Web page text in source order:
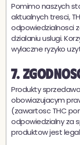
Pomimo naszych
aktualnych tresci,
odpowiedzialnosci
dzialaniu uslugi.
wylaczne ryzyko
7.
Produkty
obowiazujacym
(zawartosc THC
odpowiedzialny za
produktow jest